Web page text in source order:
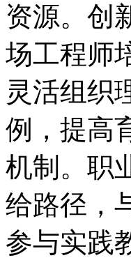
资源。创
场工程师
灵活组织
例，提高
机制。职
给路径，
参与实践